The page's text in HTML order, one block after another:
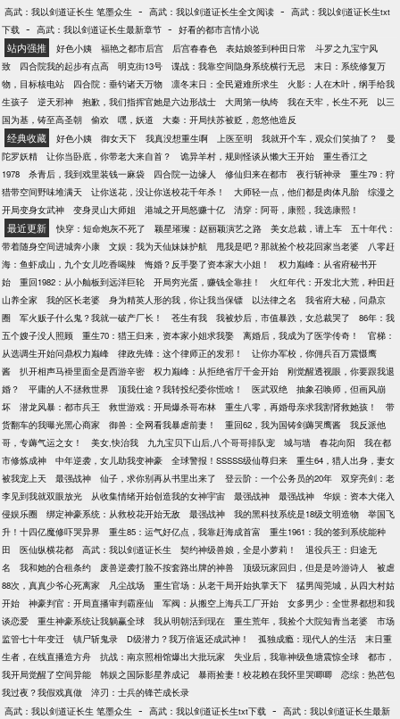
高武：我以剑道证长生 笔墨众生 - 高武：我以剑道证长生全文阅读 - 高武：我以剑道证长生txt
下载 - 高武：我以剑道证长生最新章节 - 好看的都市言情小说
站内强推 好色小姨 福艳之都市后宫 后宫春春色 表姑娘签到种田日常
斗罗之九宝宁风
致
四合院我的起步有点高 明克街13号 谍战：我靠空间隐身系统横行无忌
末日：系统修复万
物，目标核电站
四合院：垂钓诸天万物 凛冬末日：全民避难所求生
火影：人在木叶，纲手给我
生孩子
逆天邪神 抱歉，我们指挥官她是六边形战士 大周第一纨绔 我在天牢，长生不死
以三
国为基，铸至高圣朝
偷欢 嘿，妖道 大秦：开局扶苏被贬，忽悠他造反
经典收藏 好色小姨 御女天下 我真没想重生啊 上医至明 我就开个车，观众们笑抽了？
曼
陀罗妖精
让你当卧底，你带老大来自首？ 诡异羊村，规则怪谈从懒大王开始
重生香江之
1978
杀青后，我到戏里装钱一麻袋 四合院一边缘人 修仙归来在都市 夜行斩神录
重生79：狩
猎带空间野味堆满天
让你送花，没让你送校花千年杀！ 大师轻一点，他们都是肉体凡胎
综漫之
开局变身女武神
变身灵山大师姐 港城之开局怒赚十亿 清穿：阿哥，康熙，我选康熙！
最近更新 快穿：短命炮灰不死了 颖星璀璨：赵丽颖演艺之路 美女总裁，请上车
五十年代：
带着随身空间进城奔小康
文娱：我为天仙妹妹护航 甩我是吧？那就捡个校花回家当老婆
八零赶
海：鱼虾成山，九个女儿吃香喝辣
悔婚？反手娶了资本家大小姐！
权力巅峰：从省府秘书开
始
重回1982：从小舢板到远洋巨轮 开局穷光蛋，赚钱全靠挂！
火红年代：开发北大荒，种田赶
山养全家
我的区长老婆 身为精英人形的我，你让我当保镖 以法律之名
我省府大秘，问鼎京
圈
军火贩子什么鬼？我就一破产厂长！ 苍生有我 我被炒后，市值暴跌，女总裁哭了
86年：我
五个嫂子没人照顾
重生70：猎王归来，资本家小姐求我娶 离婚后，我成为了医学传奇！
官梯：
从选调生开始问鼎权力巅峰
律政先锋：这个律师正的发邪！
让你办军校，你佣兵百万震慑鹰
酱
扒开相声马褂里面全是西游辛密 权力巅峰：从拒绝省厅千金开始
刚觉醒透视眼，你要跟我退
婚？
平庸的人不拯救世界 顶我仕途？我转投纪委你慌啥！ 医武双绝
抽象召唤师，但画风崩
坏
潜龙风暴：都市兵王 救世游戏：开局爆杀哥布林 重生八零，再婚母亲求我割肾救她孩！
带
货翻车的我曝光黑心商家
御兽：全网看我暴虐前妻！ 重回62，我为国铸剑薅哭鹰酱
我反派他
哥，专薅气运之女！
美女,快治我 九九宝贝下山后,八个哥哥排队宠 城与墙 春花向阳
我在都
市修炼成神
中年逆袭，女儿助我变神豪 全球警报！SSSSS级仙尊归来
重生64，猎人出身，妻女
被我宠上天
最强战神 仙子，求你别再从书里出来了 登云阶：一个公务员的20年
双穿亮剑：老
李见到我就双眼放光
从收集情绪开始创造我的女神宇宙 最强战神 最强战神
华娱：资本大佬入
侵娱乐圈
绑定神豪系统：从救校花开始无敌 最强战神 我的黑科技系统是18级文明造物
举国飞
升！十四亿魔修吓哭异界
重生85：运气好亿点，我靠赶海成首富
重生1961：我的签到系统能种
田
医仙纵横花都 高武：我以剑道证长生 契约神级兽娘，全是小萝莉！
退役兵王：归途无
名
我和她的合租条约 废兽逆袭打脸不按套路出牌的神兽 顶级玩家回归，但是是吟游诗人
被虐
88次，真真少爷心死离家
凡尘战场 重生官场：从老干局开始执掌天下
猛男闯莞城，从四大村姑
开始
神豪判官：开局直播审判霸座仙 军阀：从搬空上海兵工厂开始
女多男少：全世界都想和我
谈恋爱
重生神豪系统让我躺赢全球 我从明朝活到现在 重生荒年，我捡个大院知青当老婆
市场
监管七十年变迁
镇尸斩鬼录 D级潜力？我万倍返还成武神！ 孤独成瘾：现代人的生活
末日重
生者，在线直播造方舟
抗战：南京照相馆爆出大批玩家 失业后，我靠神级鱼塘震惊全球
都市，
我开局觉醒了空间异能
韩娱之国际影星养成记 暴雨捡妻！校花赖在我怀里哭唧唧
恋综：热芭包
我过夜？我假戏真做
淬刃：士兵的锋芒成长录
高武：我以剑道证长生 笔墨众生 - 高武：我以剑道证长生txt下载 - 高武：我以剑道证长生最新